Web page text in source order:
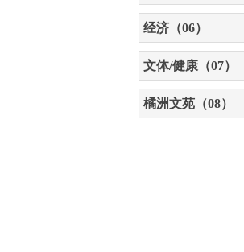
经济（06）
文体/健康（07）
橘洲文苑（08）